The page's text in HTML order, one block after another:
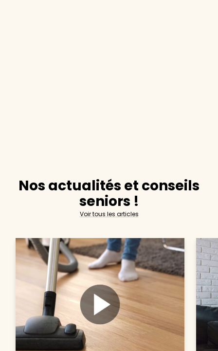
Nos actualités et conseils
seniors !
Voir tous les articles